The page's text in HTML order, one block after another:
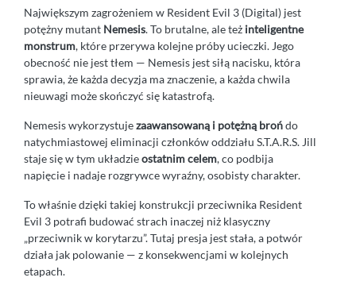
Największym zagrożeniem w Resident Evil 3 (Digital) jest
potężny mutant Nemesis. To brutalne, ale też inteligentne
monstrum, które przerywa kolejne próby ucieczki. Jego
obecność nie jest tłem — Nemesis jest siłą nacisku, która
sprawia, że każda decyzja ma znaczenie, a każda chwila
nieuwagi może skończyć się katastrofą.
Nemesis wykorzystujezaawansowaną i potężną brońdo
natychmiastowej eliminacji członków oddziału S.T.A.R.S. Jill
staje się w tym układzieostatnim celem, co podbija
napięcie i nadaje rozgrywce wyraźny, osobisty charakter.
To właśnie dzięki takiej konstrukcji przeciwnika Resident
Evil 3 potrafi budować strach inaczej niż klasyczny
„przeciwnik w korytarzu”. Tutaj presja jest stała, a potwór
działa jak polowanie — z konsekwencjami w kolejnych
etapach.